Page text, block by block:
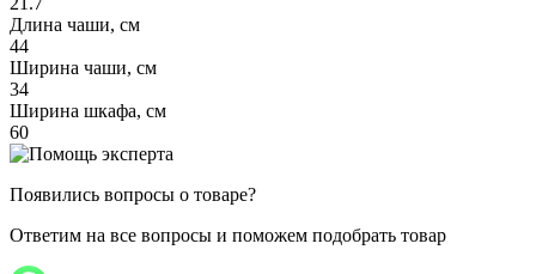
Длина чаши, см
44
Ширина чаши, см
34
Ширина шкафа, см
60
Появились вопросы о товаре?
Ответим на все вопросы и поможем подобрать товар